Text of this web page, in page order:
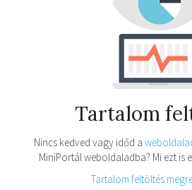
Tartalom
Nincs kedved vagy időd a
MiniPortál weboldaladba? Mi ezt is
Tartalom feltöltés